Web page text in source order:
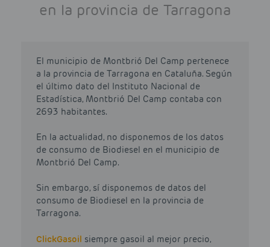
en la provincia de Tarragona
El municipio de Montbrió Del Camp pertenece
a la provincia de Tarragona en Cataluña. Según
el último dato del Instituto Nacional de
Estadística, Montbrió Del Camp contaba con
2693 habitantes.
En la actualidad, no disponemos de los datos
de consumo de Biodiesel en el municipio de
Montbrió Del Camp.
Sin embargo, sí disponemos de datos del
consumo de Biodiesel en la provincia de
Tarragona.
ClickGasoil siempre gasoil al mejor precio,